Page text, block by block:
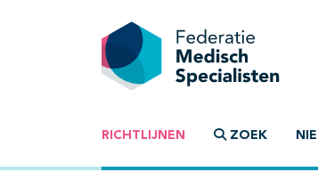
RICHTLIJNEN ZOEK